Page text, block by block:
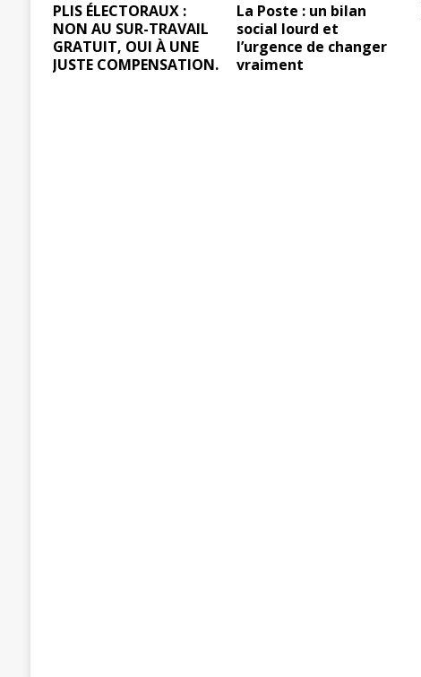
PLIS ÉLECTORAUX :
NON AU SUR-TRAVAIL
GRATUIT, OUI À UNE
JUSTE COMPENSATION.
La Poste : un bilan
social lourd et
l’urgence de changer
vraiment